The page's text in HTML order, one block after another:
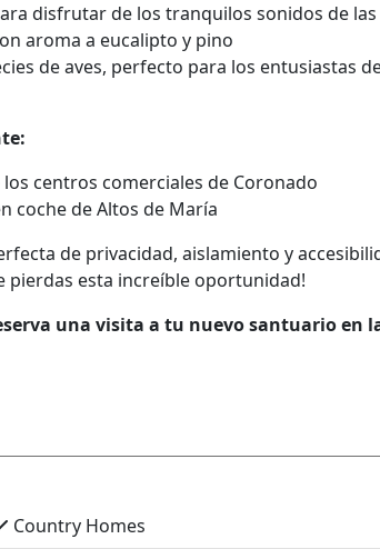
disfrutar de los tranquilos sonidos de las
aroma a eucalipto y pino
de aves, perfecto para los entusiastas
centros comerciales de Coronado
coche de Altos de María
de privacidad, aislamiento y
pierdas esta increíble oportunidad!
una visita a tu nuevo santuario en
Country Homes